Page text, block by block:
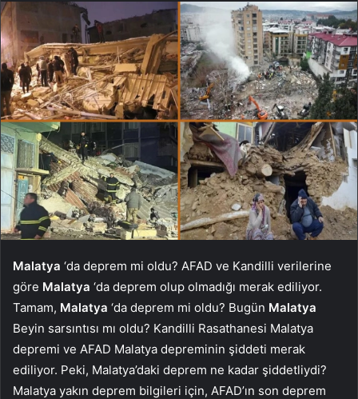
Malatya ‘da deprem mi oldu? AFAD ve Kandilli verilerine
göre Malatya ‘da deprem olup olmadığı merak ediliyor.
Tamam, Malatya ‘da deprem mi oldu? Bugün Malatya
Beyin sarsıntısı mı oldu? Kandilli Rasathanesi Malatya
depremi ve AFAD Malatya depreminin şiddeti merak
ediliyor. Peki, Malatya’daki deprem ne kadar şiddetliydi?
Malatya yakın deprem bilgileri için, AFAD’ın son deprem